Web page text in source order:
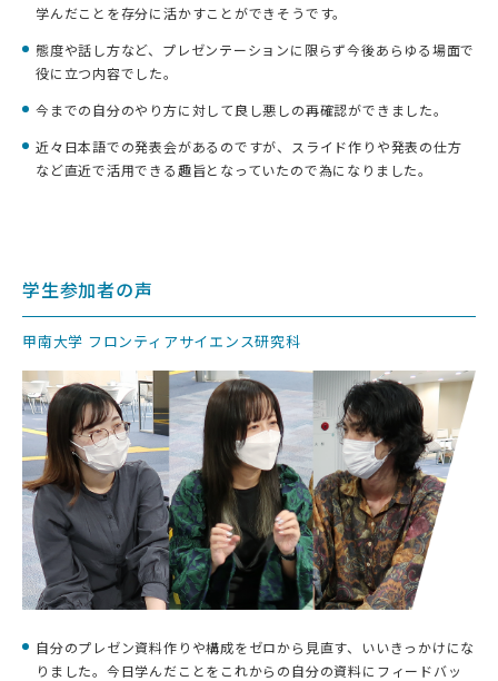
学んだことを存分に活かすことができそうです。
態度や話し方など、プレゼンテーションに限らず今後あらゆる場面で
役に立つ内容でした。
今までの自分のやり方に対して良し悪しの再確認ができました。
近々日本語での発表会があるのですが、スライド作りや発表の仕方
など直近で活用できる趣旨となっていたので為になりました。
学生参加者の声
甲南大学 フロンティアサイエンス研究科
自分のプレゼン資料作りや構成をゼロから見直す、いいきっかけにな
りました。今日学んだことをこれからの自分の資料にフィードバッ